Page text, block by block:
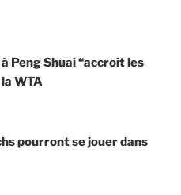
Peng Shuai “accroît les
WTA
pourront se jouer dans